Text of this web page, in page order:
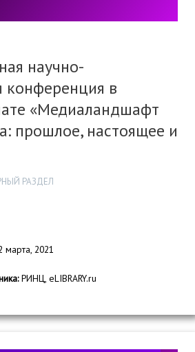
научно-
конференция в
«Медиаландшафт
прошлое, настоящее и
РАЗДЕЛ
марта, 2021
РИНЦ, eLIBRARY.ru